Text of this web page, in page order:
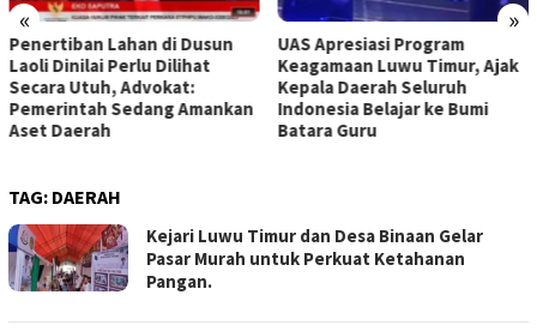
« »
UAS Apresiasi Program
Keagamaan Luwu Timur, Ajak
Kepala Daerah Seluruh
Indonesia Belajar ke Bumi
Batara Guru
Di Batam, Wabup
Tekankan Peran
Luwu Raya Bangun
Perantauan
TAG: DAERAH
Kejari Luwu Timur dan Desa Binaan Gelar
Pasar Murah untuk Perkuat Ketahanan
Pangan.